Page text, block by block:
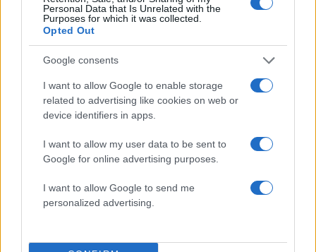
Personal Data that Is Unrelated with the
Purposes for which it was collected.
Opted Out
Google consents
I want to allow Google to enable storage
related to advertising like cookies on web or
device identifiers in apps.
I want to allow my user data to be sent to
Google for online advertising purposes.
I want to allow Google to send me
personalized advertising.
Ακολουθήστε το Νewsit.gr στοGoogle News
ενημερωθείτε πρώτοι για όλη την ειδησεογραφία και τα
τελευταία νέατης ημέρας
Πιο δημοφιλή
Κουβαρά: Παραδόθηκαν στις φλόγες
κτηνοτροφικές μονάδες – Εκκενώθηκε ο
Άγιος Στυλιανός
μαζικές αποχωρήσεις: Είχαμε αντιληφθεί